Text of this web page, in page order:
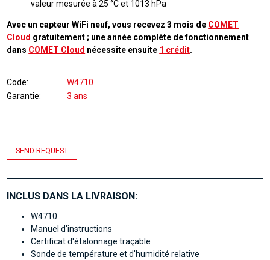
valeur mesurée à 25 °C et 1013 hPa
Avec un capteur WiFi neuf, vous recevez 3 mois de COMET
Cloud gratuitement ; une année complète de fonctionnement
dans COMET Cloud nécessite ensuite 1 crédit.
Code
W4710
Garantie
3 ans
SEND REQUEST
INCLUS DANS LA LIVRAISON:
W4710
Manuel d'instructions
Certificat d'étalonnage traçable
Sonde de température et d'humidité relative